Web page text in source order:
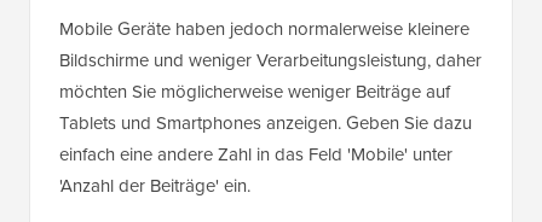
Mobile Geräte haben jedoch normalerweise kleinere
Bildschirme und weniger Verarbeitungsleistung, daher
möchten Sie möglicherweise weniger Beiträge auf
Tablets und Smartphones anzeigen. Geben Sie dazu
einfach eine andere Zahl in das Feld 'Mobile' unter
'Anzahl der Beiträge' ein.